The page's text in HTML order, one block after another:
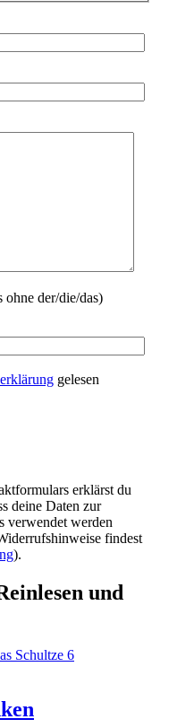
der/die/das)
gelesen
erklärst du
deine Daten zur
verwendet werden
findest
).
und